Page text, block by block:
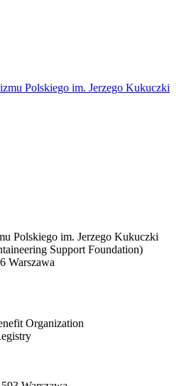
Polskiego im. Jerzego Kukuczki
Support Foundation)
Warszawa
Organization